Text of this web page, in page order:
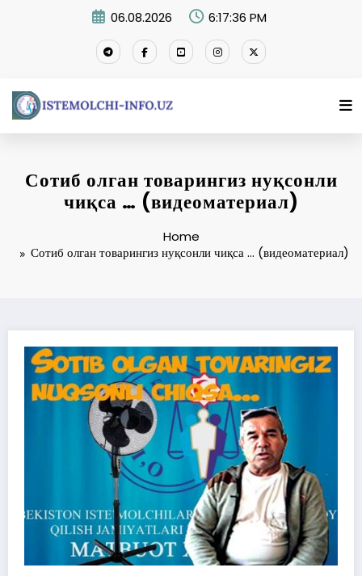
06.08.2026 6:17:36 PM
Сотиб олган товарингиз нуқсонли
чиқса … (видеоматериал)
Home
Сотиб олган товарингиз нуқсонли чиқса … (видеоматериал)